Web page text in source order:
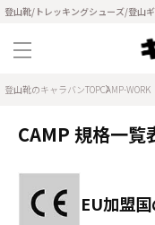
登山靴/トレッキングシューズ/登山
登山靴のキャラバンTOPCAMP-WORK
CAMP 規格一覧
EU加盟